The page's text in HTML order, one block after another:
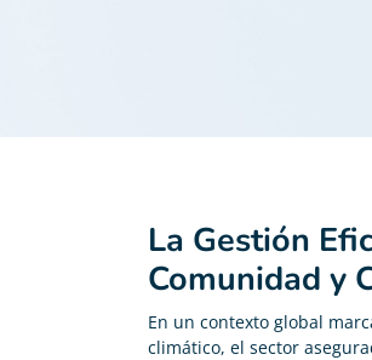
La Gestión
Comunidad y
En un contexto global
climático, el sector